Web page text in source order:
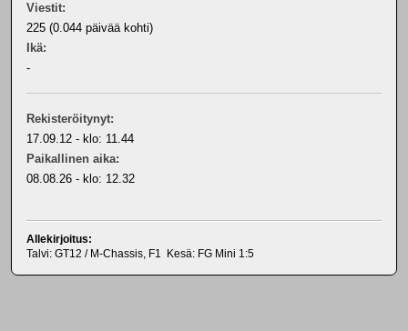
Viestit:
225 (0.044 päivää kohti)
Ikä:
-
Rekisteröitynyt:
17.09.12 - klo: 11.44
Paikallinen aika:
08.08.26 - klo: 12.32
Allekirjoitus:
Talvi: GT12 / M-Chassis, F1 Kesä: FG Mini 1:5